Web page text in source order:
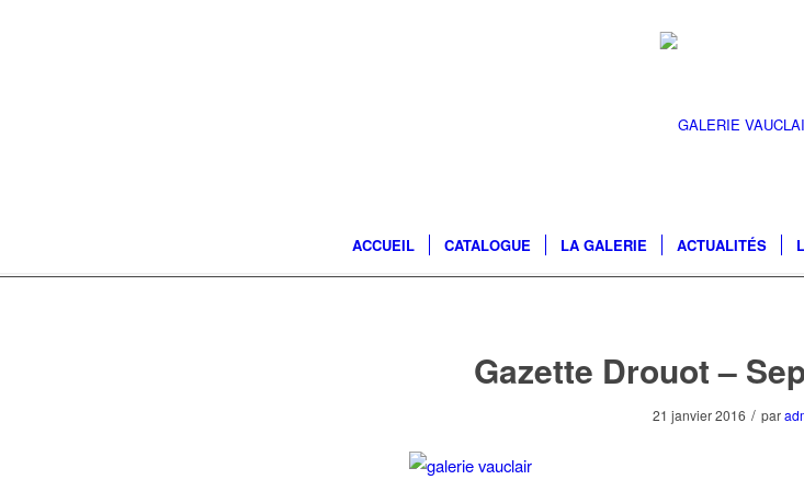
ACCUEIL CATALOGUE LA GALERIE ACTUALITÉS
Gazette Drouot –
21 janvier 2016 / par